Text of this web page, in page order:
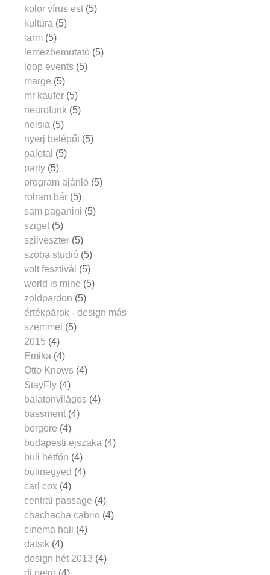
kolor vírus est (5)
kultúra (5)
larm (5)
lemezbemutató (5)
loop events (5)
marge (5)
mr kaufer (5)
neurofunk (5)
noisia (5)
nyerj belépőt (5)
palotai (5)
party (5)
program ajánló (5)
roham bár (5)
sam paganini (5)
sziget (5)
szilveszter (5)
szoba studió (5)
volt fesztivál (5)
world is mine (5)
zöldpardon (5)
értékpárok - design más
szemmel (5)
2015 (4)
Emika (4)
Otto Knows (4)
StayFly (4)
balatonvilágos (4)
bassment (4)
borgore (4)
budapesti ejszaka (4)
buli hétfőn (4)
bulinegyed (4)
carl cox (4)
central passage (4)
chachacha cabrio (4)
cinema hall
(4)
datsik (4)
design hét 2013 (4)
dj petro (4)